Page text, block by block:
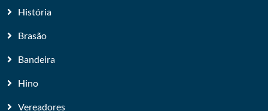
História
Brasão
Bandeira
Hino
Vereadores